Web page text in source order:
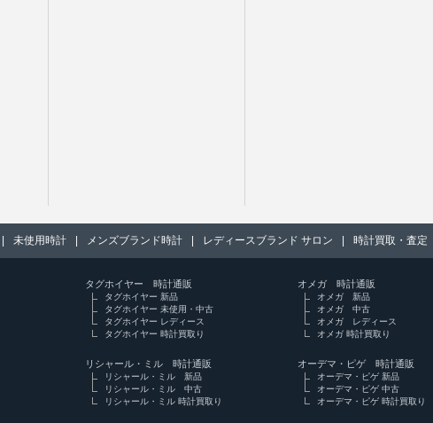
未使用時計 メンズブランド時計 レディースブランド サロン 時計買取・査定
タグホイヤー 時計通販
タグホイヤー 新品
タグホイヤー 未使用・中古
タグホイヤー レディース
タグホイヤー 時計買取り
オメガ 時計通販
オメガ 新品
オメガ 中古
オメガ レディース
オメガ 時計買取り
リシャール・ミル 時計通販
リシャール・ミル 新品
リシャール・ミル 中古
リシャール・ミル 時計買取り
オーデマ・ピゲ 時計通販
オーデマ・ピゲ 新品
オーデマ・ピゲ 中古
オーデマ・ピゲ 時計買取り